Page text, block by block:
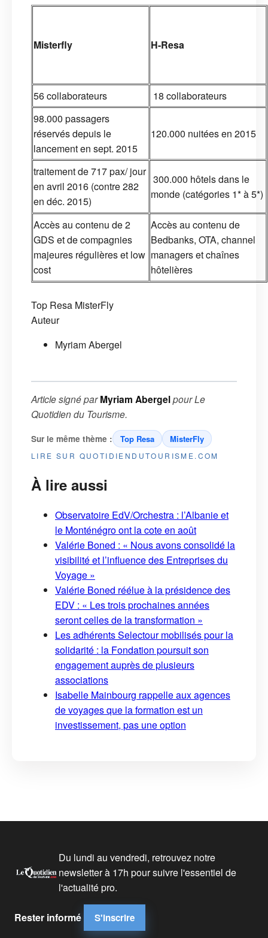
Misterfly H-Resa
56 collaborateurs
18 collaborateurs
98.000 passagers
réservés depuis le
lancement en sept. 2015
120.000 nuitées en 2015
traitement de 717 pax/ jour
en avril 2016 (contre 282
en déc. 2015)
300.000 hôtels dans le
monde (catégories 1* à 5*)
Accès au contenu de 2
GDS et de compagnies
majeures régulières et low
cost
Accès au contenu de
Bedbanks, OTA, channel
managers et chaînes
hôtelières
Top Resa MisterFly
Auteur
Myriam Abergel
Article signé parMyriam AbergelpourLe
Quotidien du Tourisme.
Sur le même thème : Top Resa MisterFly
LIRE SUR QUOTIDIENDUTOURISME.COM
À lire aussi
Observatoire EdV/Orchestra : l’Albanie et
le Monténégro ont la cote en août
Valérie Boned : « Nous avons consolidé la
visibilité et l’influence des Entreprises du
Voyage »
Valérie Boned réélue à la présidence des
EDV : « Les trois prochaines années
seront celles de la transformation »
Les adhérents Selectour mobilisés pour la
solidarité : la Fondation poursuit son
engagement auprès de plusieurs
associations
Isabelle Mainbourg rappelle aux agences
de voyages que la formation est un
investissement, pas une option
Du lundi au vendredi, retrouvez notre
newsletter à 17h pour suivre l'essentiel de
l'actualité pro.
Rester informé S'inscrire